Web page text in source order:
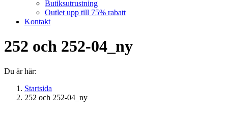
Butiksutrustning
Outlet upp till 75% rabatt
Kontakt
252 och 252-04_ny
Du är här:
Startsida
252 och 252-04_ny